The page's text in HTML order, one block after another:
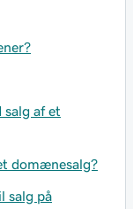
af et
domænesalg?
salg på